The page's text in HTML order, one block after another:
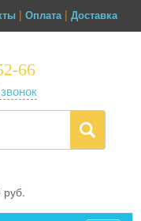
| Оплата | Доставка
66
руб.